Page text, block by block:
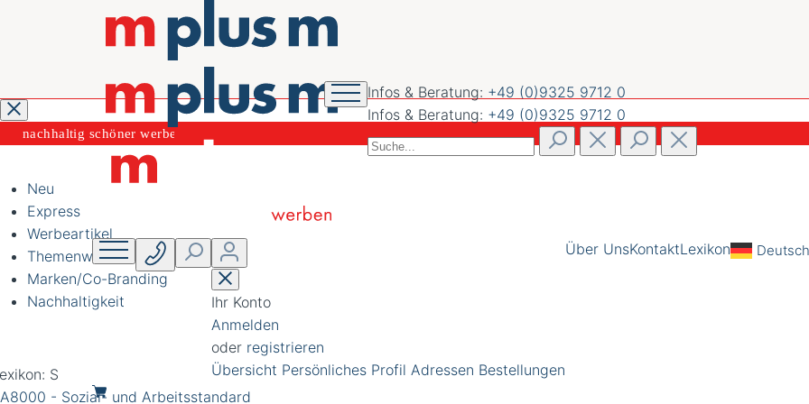
Infos & Beratung: +49 (0)9325 9712 0
Infos & Beratung: +49 (0)9325 9712 0
Ihr Konto
Anmelden
oder registrieren
Übersicht Persönliches Profil Adressen Bestellungen
Über UnsKontaktLexikon Deutsch
nachhaltig schöner werben
Neu
Express
Werbeartikel
Themenwelten
Marken/Co-Branding
Nachhaltigkeit
S
- Sozial- und Arbeitsstandard